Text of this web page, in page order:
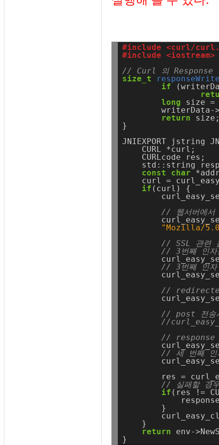
#include <curl/
#include <iostream>
// Curl 의 Response
size_t
if
long
size =
writerData-
return
}
JNIEXPORT
jstring
CURL
*curl;
CURLcode
res;
std::string
const
char
curl
=
if (curl)
{
// 웹서버에서
"Mozilla/5.0
// SSL 관련
// 3번째 인자
// 3번째 인자
// redirecte
// post 전송
//
// response
// 세 번째 인
res
=
// 실패할 경
if (res !=
}
}
return
env-
}